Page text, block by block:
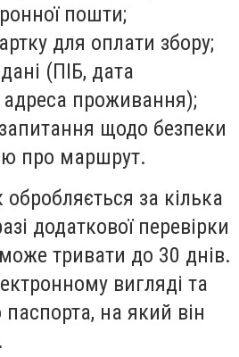
пошти;
для оплати збору;
(ПІБ, дата
проживання);
запитання щодо безпеки
про маршрут.
обробляється за кілька
додаткової перевірки
тривати до 30 днів.
вигляді та
паспорта, на який він